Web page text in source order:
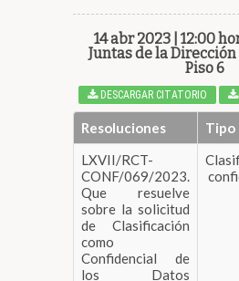
14 abr 2023 | 12:00
Juntas de la
Piso 6
DESCARGAR CITATORIO
Resoluciones Tipo
LXVII/RCT-
CONF/069/2023.
Que resuelve
sobre la solicitud
de Clasificación
como
Confidencial de
los Datos